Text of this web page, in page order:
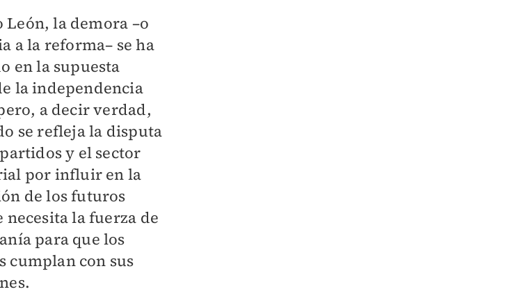
León, la demora –o
a la reforma– se ha
en la supuesta
la independencia
a decir verdad,
se refleja la disputa
y el sector
por influir en la
de los futuros
necesita la fuerza de
para que los
cumplan con sus